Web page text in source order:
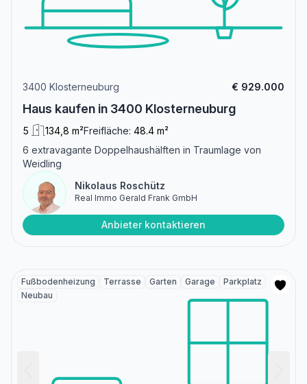
3400 Klosterneuburg € 929.000
Haus kaufen in 3400 Klosterneuburg
5 134,8 m²Freifläche: 48.4 m²
6 extravagante Doppelhaushälften in Traumlage von
Weidling
Nikolaus Roschütz
Real Immo Gerald Frank GmbH
Anbieter kontaktieren
Fußbodenheizung Terrasse Garten Garage
Parkplatz
Neubau